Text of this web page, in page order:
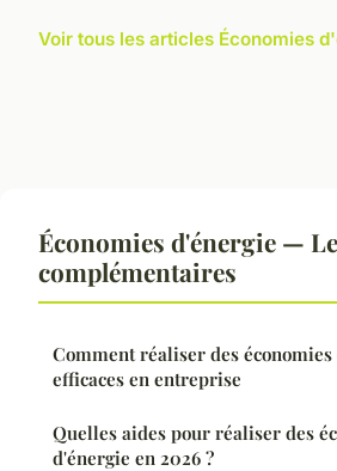
Voir tous les articles Économies
Économies d'énergie —
complémentaires
Comment réaliser des
efficaces en entreprise
Quelles aides pour réaliser des
d'énergie en 2026 ?